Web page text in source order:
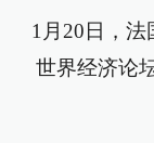
1月20日，
世界经济论